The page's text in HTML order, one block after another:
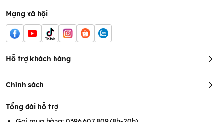
Bỉm quần cho bé
thấm hút nhanh chóng và hiệu quả, giúp giữ cho bé luôn khô
thoáng. Thấm hút siêu nhanh 3s
lớp.
Mạng xã hội
Hỗ trợ khách hàng
Chính sách
Tổng đài hỗ trợ